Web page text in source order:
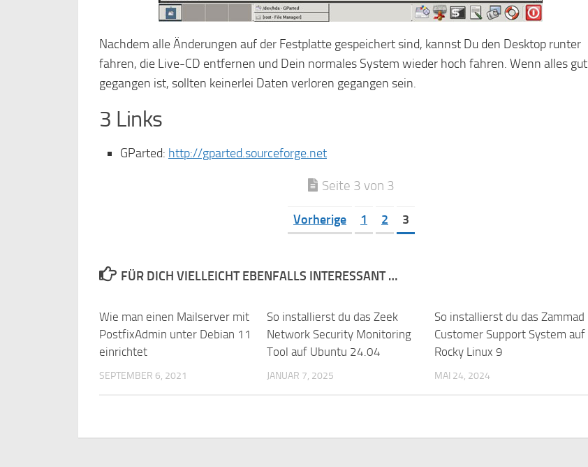
Nachdem alle Änderungen auf der Festplatte gespeichert sind, kannst Du den Desktop runter
fahren, die Live-CD entfernen und Dein normales System wieder hoch fahren. Wenn alles gut
gegangen ist, sollten keinerlei Daten verloren gegangen sein.
3 Links
GParted: http://gparted.sourceforge.net
Seite 3 von 3
Vorherige 1 2 3
FÜR DICH VIELLEICHT EBENFALLS INTERESSANT …
Wie man einen Mailserver mit
PostfixAdmin unter Debian 11
einrichtet
SEPTEMBER 6, 2021
So installierst du das Zeek
Network Security Monitoring
Tool auf Ubuntu 24.04
JANUAR 7, 2025
So installierst du das Zammad
Customer Support System auf
Rocky Linux 9
MAI 24, 2024